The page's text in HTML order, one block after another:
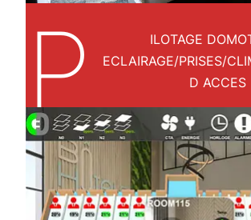
P
ILOTAGE
ECLAIRAGE/PRISES/
D ACCES